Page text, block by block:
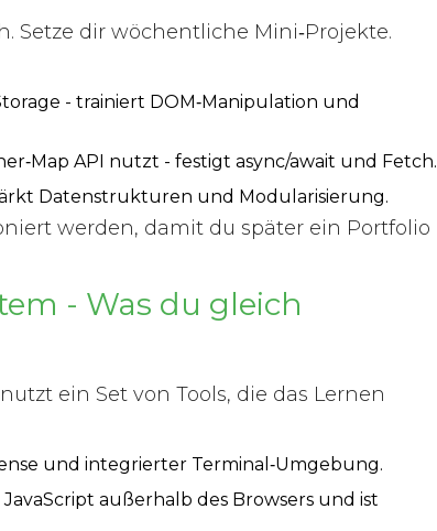
Setze dir wöchentliche Mini‑Projekte.
- trainiert DOM‑Manipulation und
API nutzt - festigt async/await und Fetch.
Datenstrukturen und Modularisierung.
werden, damit du später ein Portfolio
- Was du gleich
ein Set von Tools, die das Lernen
und integrierter Terminal‑Umgebung.
außerhalb des Browsers und ist